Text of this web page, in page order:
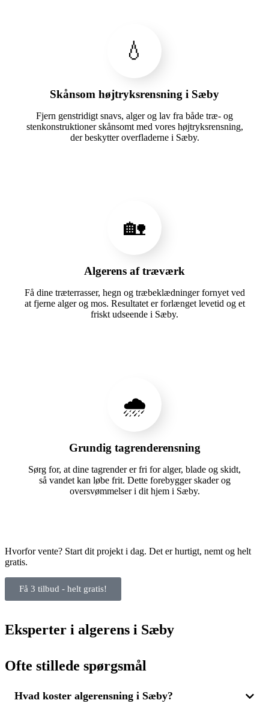
💧
Skånsom højtryksrensning i Sæby
Fjern genstridigt snavs, alger og lav fra både træ- og
stenkonstruktioner skånsomt med vores højtryksrensning,
der beskytter overfladerne i Sæby.
🏡
Algerens af træværk
Få dine træterrasser, hegn og træbeklædninger fornyet ved
at fjerne alger og mos. Resultatet er forlænget levetid og et
friskt udseende i Sæby.
🌧️
Grundig tagrenderensning
Sørg for, at dine tagrender er fri for alger, blade og skidt,
så vandet kan løbe frit. Dette forebygger skader og
oversvømmelser i dit hjem i Sæby.
Hvorfor vente? Start dit projekt i dag. Det er hurtigt, nemt og helt
gratis.
Få 3 tilbud - helt gratis!
Eksperter i algerens i Sæby
Ofte stillede spørgsmål
Hvad koster algerensning i Sæby?